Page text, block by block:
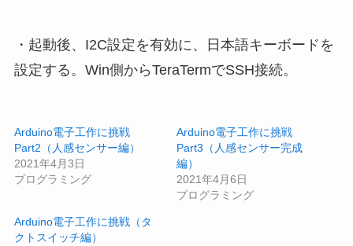
・起動後、I2C設定を有効に、日本語キーボードを
設定する。Win側からTeraTermでSSH接続。
Arduino電子工作に挑戦
Part2（人感センサー編）
2021年4月3日
プログラミング
Arduino電子工作に挑戦
Part3（人感センサー完成
編）
2021年4月6日
プログラミング
Arduino電子工作に挑戦（タ
クトスイッチ編）